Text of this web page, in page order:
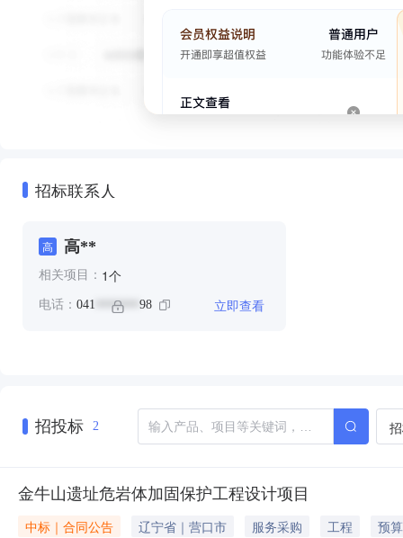
招标联系人
高 高**
相关项目： 1个
电话： 041 ******* 98 立即查看
招投标 2
金牛山遗址危岩体加固保护工程设计项目
中标｜合同公告 辽宁省｜营口市 服务采购 工程
预